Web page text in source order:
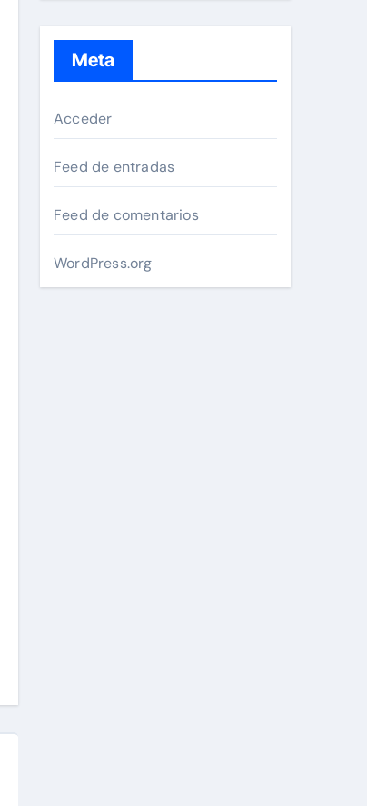
Meta
Acceder
Feed de entradas
Feed de comentarios
WordPress.org